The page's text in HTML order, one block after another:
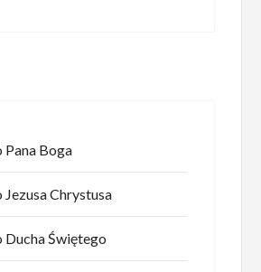
Boga
Chrystusa
Świętego